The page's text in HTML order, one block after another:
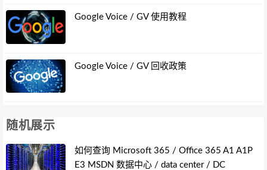
Google Voice / GV 使用教程
Google Voice / GV 回收政策
随机展示
如何查询 Microsoft 365 / Office 365 A1 A1P
E3 MSDN 数据中心 / data center / DC